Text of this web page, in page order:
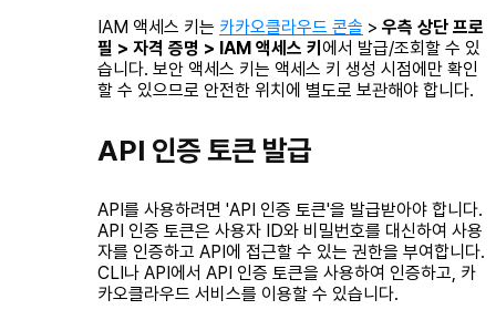
IAM 액세스 키는 카카오클라우드 콘솔 > 우측 상단 프로
필 > 자격 증명 > IAM 액세스 키 에서 발급/조회할 수 있
습니다. 보안 액세스 키는 액세스 키 생성 시점에만 확인
할 수 있으므로 안전한 위치에 별도로 보관해야 합니다.
API 인증 토큰 발급
API를 사용하려면 'API 인증 토큰'을 발급받아야 합니다.
API 인증 토큰은 사용자 ID와 비밀번호를 대신하여 사용
자를 인증하고 API에 접근할 수 있는 권한을 부여합니다.
CLI나 API에서 API 인증 토큰을 사용하여 인증하고, 카
카오클라우드 서비스를 이용할 수 있습니다.